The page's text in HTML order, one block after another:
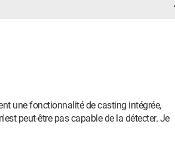
une fonctionnalité de casting intégrée,
peut-être pas capable de la détecter. Je